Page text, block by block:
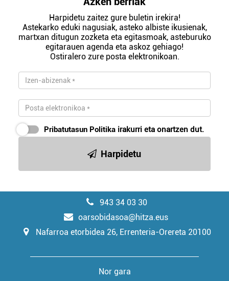
Harpidetu zaitez gure buletin irekira!
Astekarko eduki nagusiak, asteko albiste ikusienak,
martxan ditugun zozketa eta egitasmoak, asteburuko
egitarauen agenda eta askoz gehiago!
Ostiralero zure posta elektronikoan.
Pribatutasun Politika irakurri eta onartzen dut.
Harpidetu
943 34 03 30
oarsobidasoa@hitza.eus
Nafarroa etorbidea 26, Errenteria-Orereta 20100
Nor gara